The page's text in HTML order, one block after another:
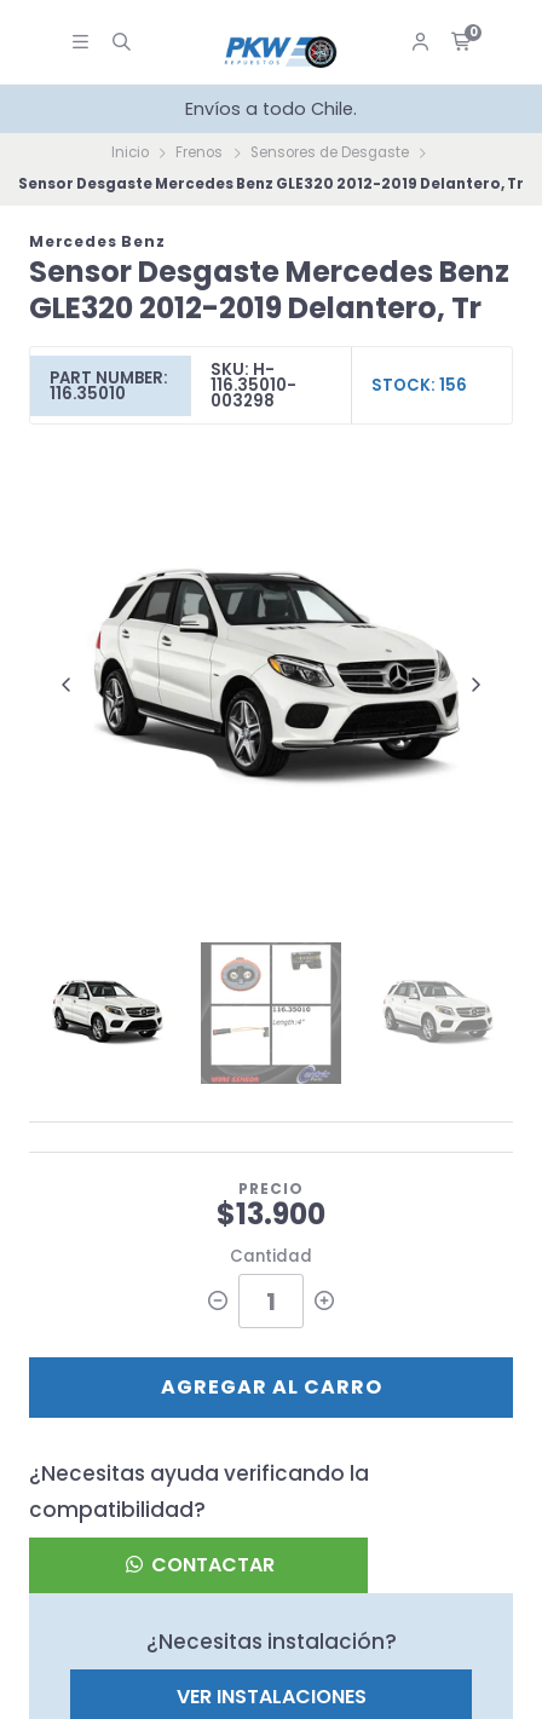
0
Envíos a todo Chile.
Inicio Frenos
Sensores de Desgaste
Sensor Desgaste Mercedes Benz GLE320 2012-2019 Delantero, Tr
Mercedes Benz
Sensor Desgaste Mercedes Benz
GLE320 2012-2019 Delantero, Tr
PART NUMBER:
116.35010
SKU: H-
116.35010-
003298
STOCK: 156
PRECIO
$13.900
Cantidad
AGREGAR AL CARRO
¿Necesitas ayuda verificando la
compatibilidad?
CONTACTAR
¿Necesitas instalación?
VER INSTALACIONES